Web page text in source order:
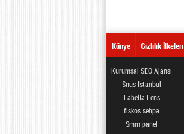
Künye Gizlilik İlkeleri
Kurumsal SEO Ajansı
Snus İstanbul
Labella Lens
fiskos sehpa
Smm panel